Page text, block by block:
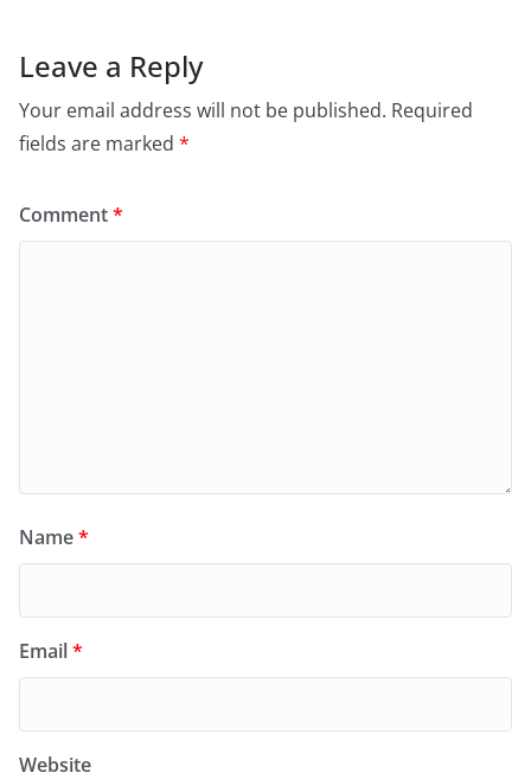
Leave a Reply
Your email address will not be published. Required
fields are marked *
Comment*
Name*
Email*
Website